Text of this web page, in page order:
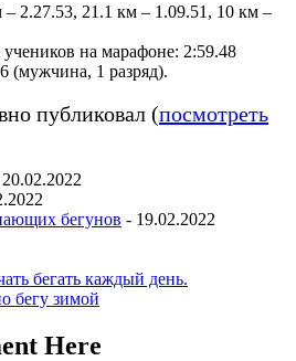
2.27.53, 21.1 км – 1.09.51, 10 км –
на марафоне: 2:59​​.48
(мужчина, 1 разряд).
публиковал (посмотреть
бегунов - 19.02.2022
бегать каждый день.
бегу зимой
Here